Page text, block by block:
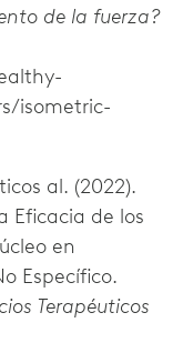
de la fuerza?
isometric-
al. (2022).
Eficacia de los
en
Específico.
Terapéuticos